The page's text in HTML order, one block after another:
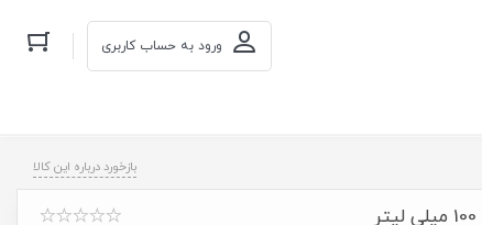
ورود به حساب کاربری
بازخورد درباره این کالا